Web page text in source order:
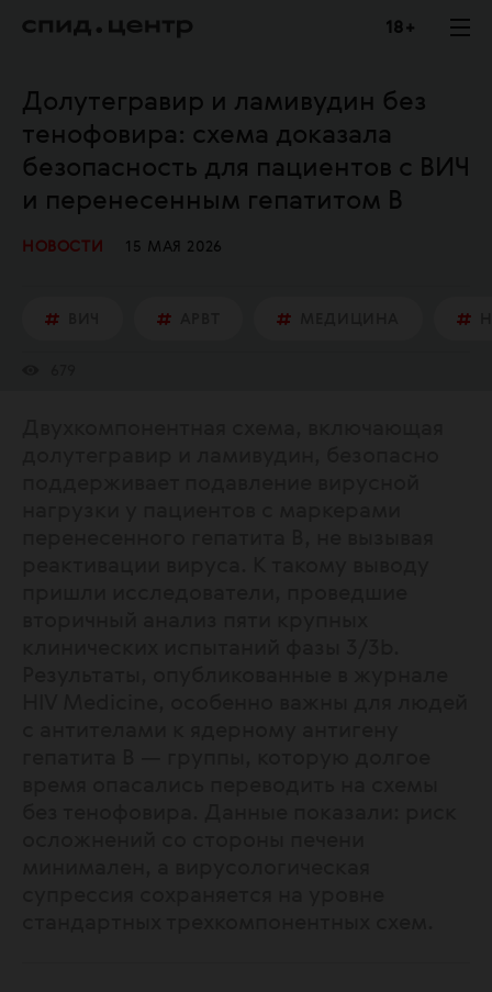
18 +
Долутегравир и ламивудин без
тенофовира: схема доказала
безопасность для пациентов с ВИЧ
и перенесенным гепатитом В
НОВОСТИ 15 МАЯ 2026